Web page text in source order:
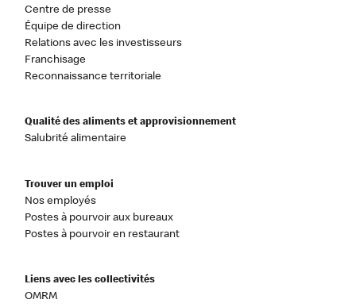
Centre de presse
Équipe de direction
Relations avec les investisseurs
Franchisage
Reconnaissance territoriale
Qualité des aliments et approvisionnement
Salubrité alimentaire
Trouver un emploi
Nos employés
Postes à pourvoir aux bureaux
Postes à pourvoir en restaurant
Liens avec les collectivités
OMRM